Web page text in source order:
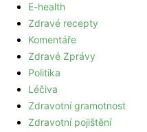
E-health
Zdravé recepty
Komentáře
Zdravé Zprávy
Politika
Léčiva
Zdravotní gramotnost
Zdravotní pojištění